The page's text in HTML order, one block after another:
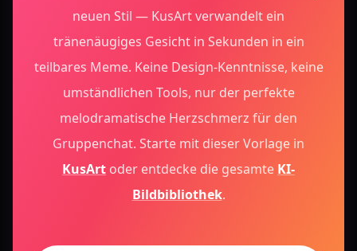
neuen Stil — KusArt verwandelt ein
tränenäugiges Gesicht in Sekunden in ein
teilbares Meme. Keine Design-Kenntnisse, keine
umständlichen Tools, nur der perfekte
melodramatische Herzschmerz für den
Gruppenchat. Starte mit dieser Vorlage in
KusArt oder entdecke die gesamte KI-
Bildbibliothek.